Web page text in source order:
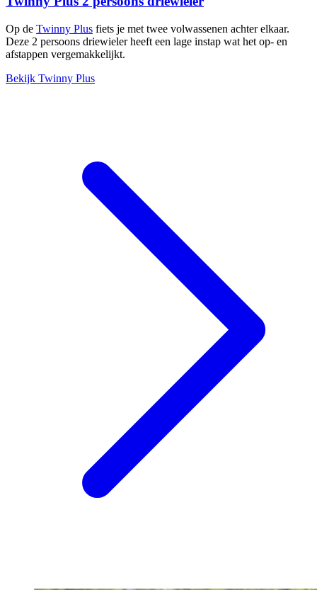
Op de Twinny Plus fiets je met twee volwassenen achter elkaar.
Deze 2 persoons driewieler heeft een lage instap wat het op- en
afstappen vergemakkelijkt.
Bekijk Twinny Plus